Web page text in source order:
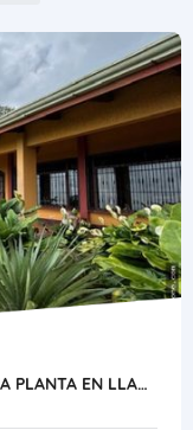
VENTA DE TERRENO CON CASA DE UNA PLANTA EN LLANO GRANDE, CARTAGO